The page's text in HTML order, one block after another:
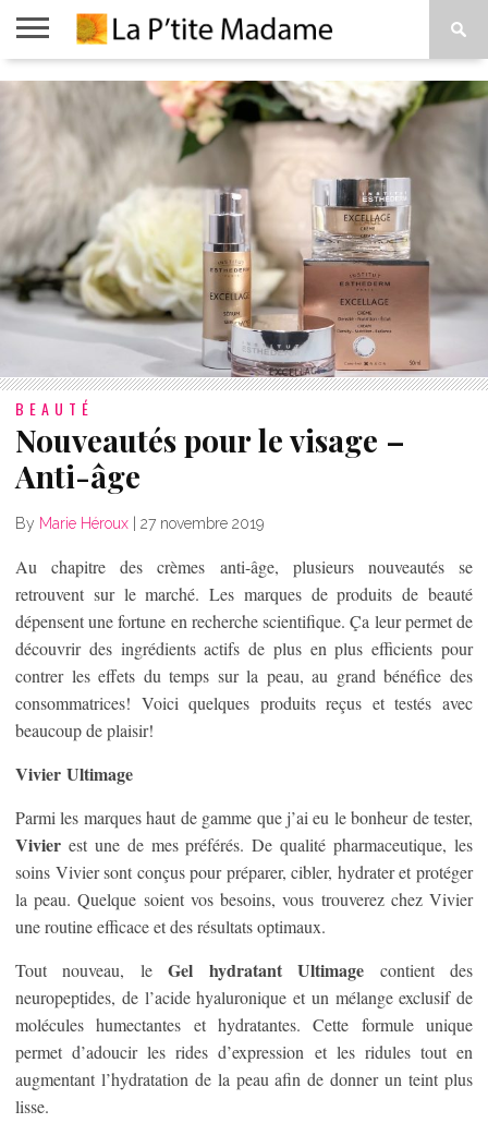
ACCUEIL
BEAUTÉ
MODE
ART
BEAUTÉ
Nouveautés pour le visage –
Anti-âge
By Marie Héroux | 27 novembre 2019
Au chapitre des crèmes anti-âge, plusieurs nouveautés se
retrouvent sur le marché. Les marques de produits de beauté
dépensent une fortune en recherche scientifique. Ça leur permet de
découvrir des ingrédients actifs de plus en plus efficients pour
contrer les effets du temps sur la peau, au grand bénéfice des
consommatrices! Voici quelques produits reçus et testés avec
beaucoup de plaisir!
Vivier Ultimage
Parmi les marques haut de gamme que j’ai eu le bonheur de tester,
Vivier est une de mes préférés. De qualité pharmaceutique, les
soins Vivier sont conçus pour préparer, cibler, hydrater et protéger
la peau. Quelque soient vos besoins, vous trouverez chez Vivier
une routine efficace et des résultats optimaux.
Tout nouveau, leGel hydratant Ultimage contient des
neuropeptides, de l’acide hyaluronique et un mélange exclusif de
molécules humectantes et hydratantes. Cette formule unique
permet d’adoucir les rides d’expression et les ridules tout en
augmentant l’hydratation de la peau afin de donner un teint plus
lisse.